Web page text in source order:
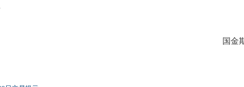
国金